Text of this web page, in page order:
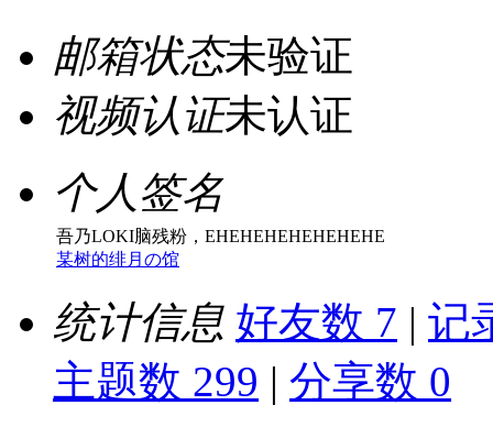
邮箱状态未验证
视频认证未认证
个人签名
吾乃LOKI脑残粉，EHEHEHEHEHEHEHE
某树的绯月の馆
统计信息 好友数 7 | 记
主题数 299 | 分享数 0